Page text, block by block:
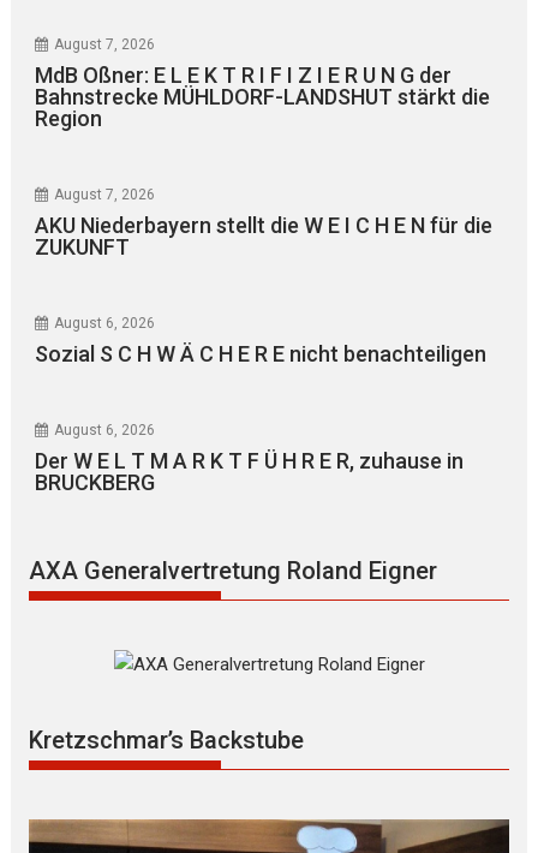
August 7, 2026
MdB Oßner: E L E K T R I F I Z I E R U N G der
Bahnstrecke MÜHLDORF-LANDSHUT stärkt die
Region
August 7, 2026
AKU Niederbayern stellt die W E I C H E N für die
ZUKUNFT
August 6, 2026
Sozial S C H W Ä C H E R E nicht benachteiligen
August 6, 2026
Der W E L T M A R K T F Ü H R E R, zuhause in
BRUCKBERG
AXA Generalvertretung Roland Eigner
Kretzschmar’s Backstube